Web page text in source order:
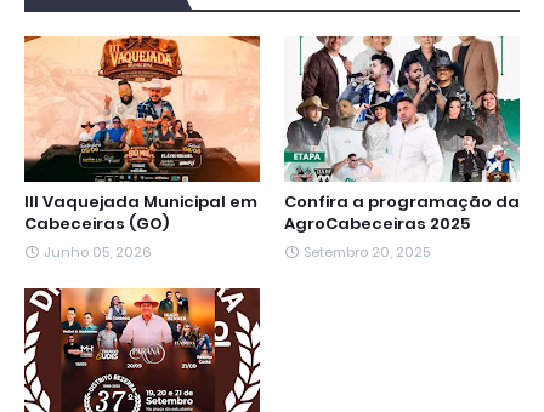
o
e
A
p
r
n
e
d
III Vaquejada Municipal em
Cabeceiras (GO)
Junho 05, 2026
Confira a programação da
AgroCabeceiras 2025
Setembro 20, 2025